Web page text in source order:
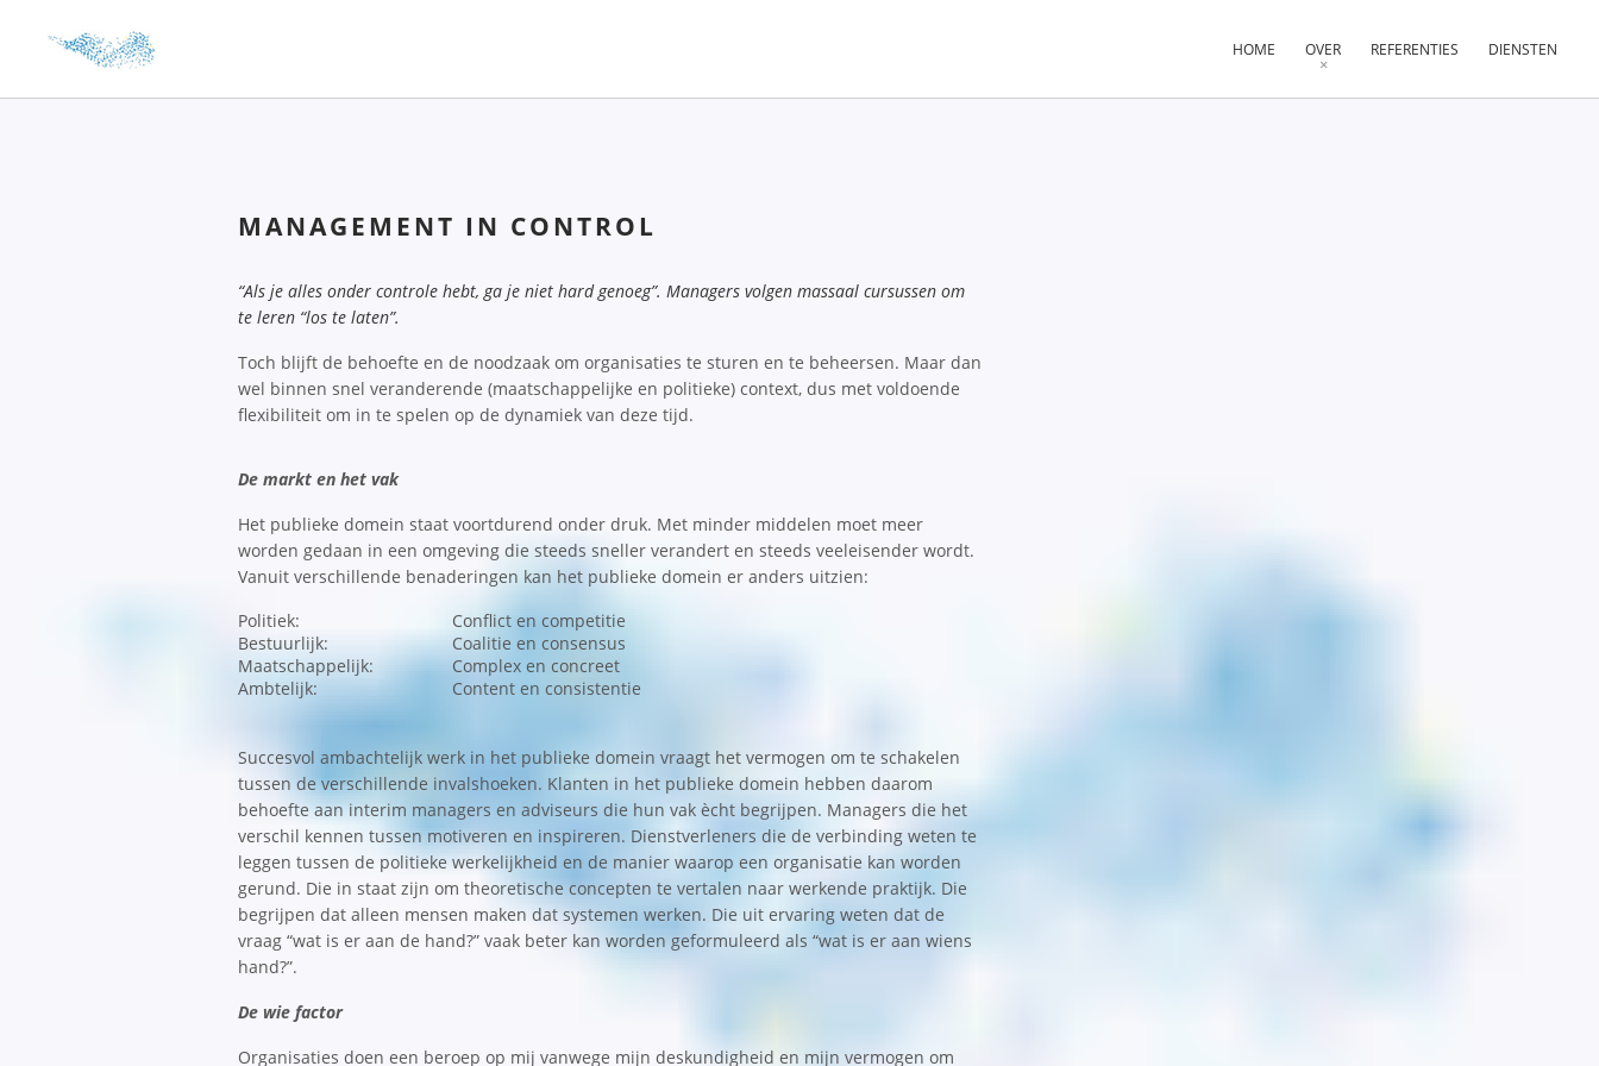
HOME OVER
×
REFERENTIES DIENSTEN
MANAGEMENT IN CONTROL
“Als je alles onder controle hebt, ga je niet hard genoeg”. Managers volgen massaal cursussen om
te leren “los te laten”.
Toch blijft de behoefte en de noodzaak om organisaties te sturen en te beheersen. Maar dan
wel binnen snel veranderende (maatschappelijke en politieke) context, dus met voldoende
flexibiliteit om in te spelen op de dynamiek van deze tijd.
De markt en het vak
Het publieke domein staat voortdurend onder druk. Met minder middelen moet meer
worden gedaan in een omgeving die steeds sneller verandert en steeds veeleisender wordt.
Vanuit verschillende benaderingen kan het publieke domein er anders uitzien:
Politiek:
Conflict en competitie
Bestuurlijk:
Coalitie en consensus
Maatschappelijk:
Complex en concreet
Ambtelijk:
Content en consistentie
Succesvol ambachtelijk werk in het publieke domein vraagt het vermogen om te schakelen
tussen de verschillende invalshoeken. Klanten in het publieke domein hebben daarom
behoefte aan interim managers en adviseurs die hun vak ècht begrijpen. Managers die het
verschil kennen tussen motiveren en inspireren. Dienstverleners die de verbinding weten te
leggen tussen de politieke werkelijkheid en de manier waarop een organisatie kan worden
gerund. Die in staat zijn om theoretische concepten te vertalen naar werkende praktijk. Die
begrijpen dat alleen mensen maken dat systemen werken. Die uit ervaring weten dat de
vraag “wat is er aan de hand?” vaak beter kan worden geformuleerd als “wat is er aan wiens
hand?”.
De wie factor
Organisaties doen een beroep op mij vanwege mijn deskundigheid en mijn vermogen om